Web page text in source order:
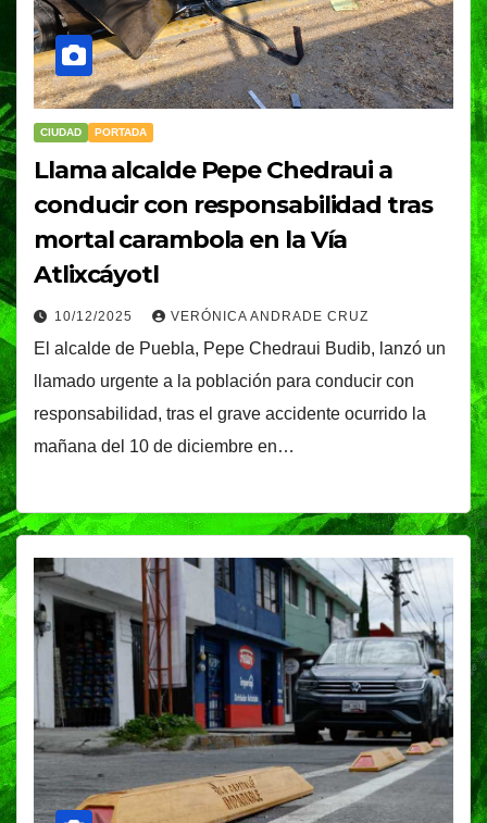
CIUDAD PORTADA
Llama alcalde Pepe Chedraui a
conducir con responsabilidad tras
mortal carambola en la Vía
Atlixcáyotl
10/12/2025 VERÓNICA ANDRADE CRUZ
El alcalde de Puebla, Pepe Chedraui Budib, lanzó un
llamado urgente a la población para conducir con
responsabilidad, tras el grave accidente ocurrido la
mañana del 10 de diciembre en…